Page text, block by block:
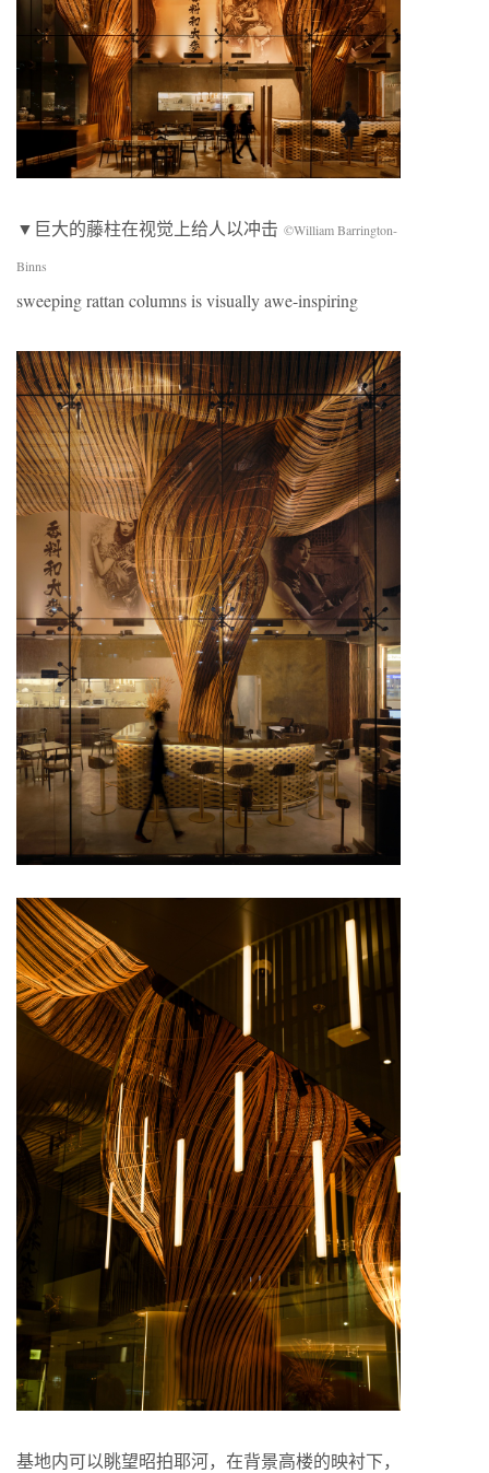
▼巨大的藤柱在视觉上给人以冲击 ©William Barrington-
Binns
sweeping rattan columns is visually awe-inspiring
基地内可以眺望昭拍耶河，在背景高楼的映衬下，